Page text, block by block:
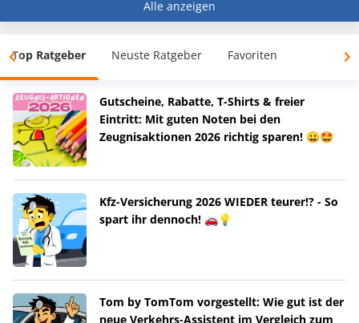
Alle anzeigen
Top Ratgeber Neuste Ratgeber Favoriten
Gutscheine, Rabatte, T-Shirts & freier
Eintritt: Mit guten Noten bei den
Zeugnisaktionen 2026 richtig sparen! 😀🤩
Kfz-Versicherung 2026 WIEDER teurer!? - So
spart ihr dennoch! 🚗💡
Tom by TomTom vorgestellt: Wie gut ist der
neue Verkehrs-Assistent im Vergleich zum